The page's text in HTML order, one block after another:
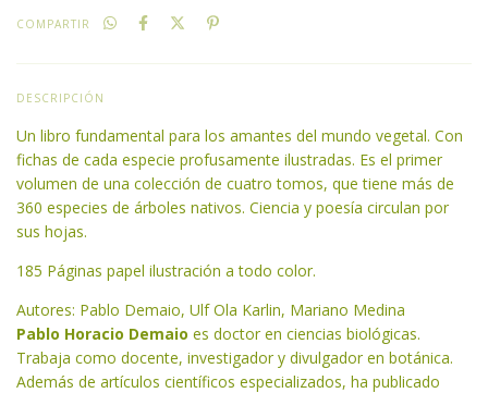
COMPARTIR
DESCRIPCIÓN
Un libro fundamental para los amantes del mundo vegetal. Con
fichas de cada especie profusamente ilustradas. Es el primer
volumen de una colección de cuatro tomos, que tiene más de
360 especies de árboles nativos. Ciencia y poesía circulan por
sus hojas.
185 Páginas papel ilustración a todo color.
Autores: Pablo Demaio, Ulf Ola Karlin, Mariano Medina
Pablo Horacio Demaio es doctor en ciencias biológicas.
Trabaja como docente, investigador y divulgador en botánica.
Además de artículos científicos especializados, ha publicado